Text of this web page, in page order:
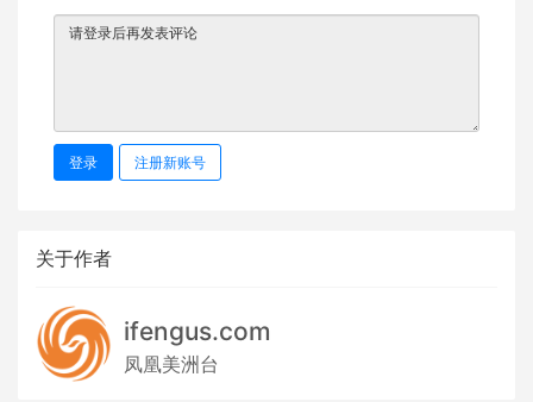
登录 注册新账号
关于作者
ifengus.com
凤凰美洲台